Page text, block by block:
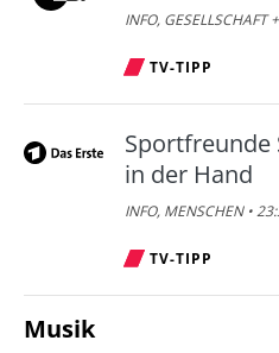
INFO, GESELLSCHAFT
TV-TIPP
Sportfreunde
in der Hand
INFO, MENSCHEN •
TV-TIPP
Musik